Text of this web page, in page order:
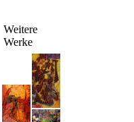
Weitere
Werke